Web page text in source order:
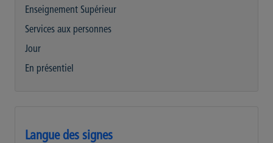
Enseignement Supérieur
Services aux personnes
Jour
En présentiel
Langue des signes